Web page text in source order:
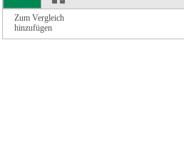
Zum Vergleich
hinzufügen